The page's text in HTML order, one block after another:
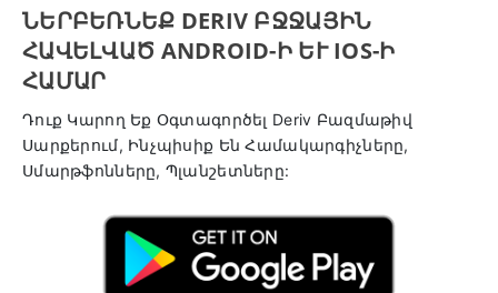
ՆԵՐԲԵՌՆԵՔ DERIV ԲՋՋԱՅԻՆ
ՀԱՎԵԼՎԱԾ ANDROID-Ի ԵՒ IOS-Ի Հ
ԱՄԱՐ
Դուք Կարող Եք Օգտագործել Deriv Բազմաթիվ
Սարքերում, Ինչպիսիք Են Համակարգիչները,
Սմարթֆոնները, Պլանշետները: